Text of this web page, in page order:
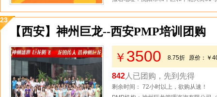
23
【西安】神州巨龙--西安PMP培训团购
￥ 3500 8.75折 原价： ￥
842 人已团购，先到先得
剩余时间： 72小时以上，欲购从速！